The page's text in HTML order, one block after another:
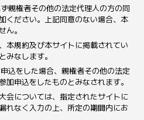
親権者その他の法定代理人の方の同
ください。上記同意のない場合、本
ん。
本規約及び本サイトに掲載されてい
みなします。
込をした場合、親権者その他の法定
加申込をしたものとみなされます。
会については、指定されたサイトに
れなく入力の上、所定の期間内にお